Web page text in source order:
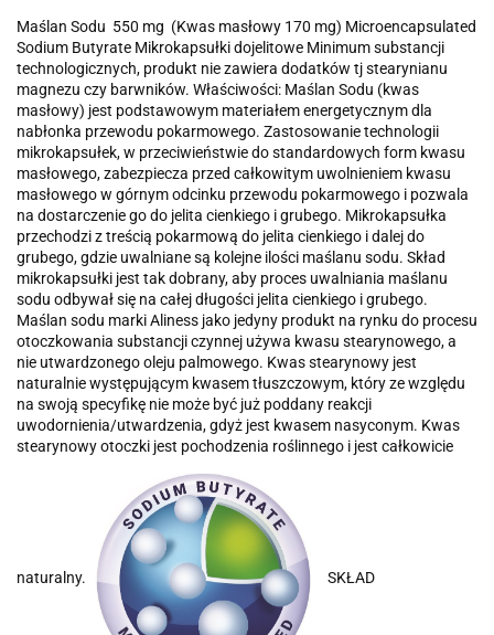
Maślan Sodu 550 mg (Kwas masłowy 170 mg) Microencapsulated
Sodium Butyrate Mikrokapsułki dojelitowe Minimum substancji
technologicznych, produkt nie zawiera dodatków tj stearynianu
magnezu czy barwników. Właściwości: Maślan Sodu (kwas
masłowy) jest podstawowym materiałem energetycznym dla
nabłonka przewodu pokarmowego. Zastosowanie technologii
mikrokapsułek, w przeciwieństwie do standardowych form kwasu
masłowego, zabezpiecza przed całkowitym uwolnieniem kwasu
masłowego w górnym odcinku przewodu pokarmowego i pozwala
na dostarczenie go do jelita cienkiego i grubego. Mikrokapsułka
przechodzi z treścią pokarmową do jelita cienkiego i dalej do
grubego, gdzie uwalniane są kolejne ilości maślanu sodu. Skład
mikrokapsułki jest tak dobrany, aby proces uwalniania maślanu
sodu odbywał się na całej długości jelita cienkiego i grubego.
Maślan sodu marki Aliness jako jedyny produkt na rynku do procesu
otoczkowania substancji czynnej używa kwasu stearynowego, a
nie utwardzonego oleju palmowego. Kwas stearynowy jest
naturalnie występującym kwasem tłuszczowym, który ze względu
na swoją specyfikę nie może być już poddany reakcji
uwodornienia/utwardzenia, gdyż jest kwasem nasyconym. Kwas
stearynowy otoczki jest pochodzenia roślinnego i jest całkowicie
naturalny. SKŁAD